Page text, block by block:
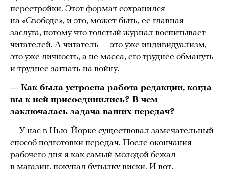
перестройки. Этот формат сохранился
на «Свободе», и это, может быть, ее главная
заслуга, потому что толстый журнал воспитывает
читателей. А читатель — это уже индивидуализм,
это уже личность, а не масса, его труднее обмануть
и труднее загнать на войну.
— Как была устроена работа редакции, когда
вы к ней присоединились? В чем
заключалась задача ваших передач?
— У нас в Нью-Йорке существовал замечательный
способ подготовки передач. После окончания
рабочего дня я как самый молодой бежал